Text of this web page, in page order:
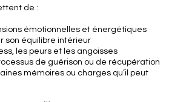
de :
émotionnelles et énergétiques
son équilibre intérieur
les peurs et les angoisses
de guérison ou de récupération
mémoires ou charges qu’il peut